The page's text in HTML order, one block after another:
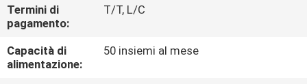
CONTATTACI
CHIEDI UN
Termini di
pagamento:
T/T, L/C
Capacità di
alimentazione:
50 insiemi al mese